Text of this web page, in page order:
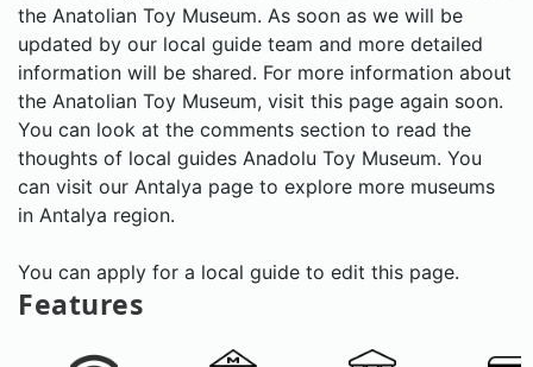
the Anatolian Toy Museum. As soon as we will be
updated by our local guide team and more detailed
information will be shared. For more information about
the Anatolian Toy Museum, visit this page again soon.
You can look at the comments section to read the
thoughts of local guides Anadolu Toy Museum. You
can visit our Antalya page to explore more museums
in Antalya region.
You can apply for a local guide to edit this page.
Features